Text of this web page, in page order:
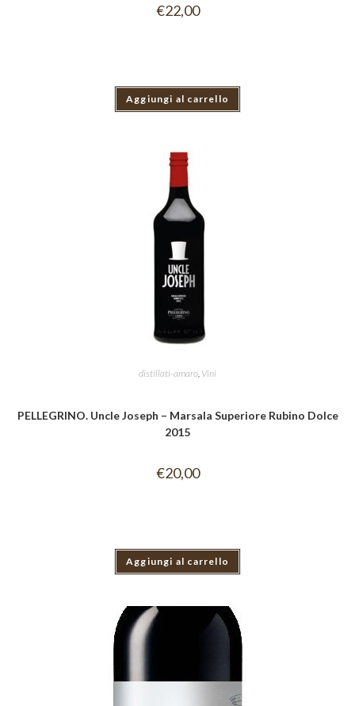
€22,00
Aggiungi al carrello
distillati-amaro, Vini
PELLEGRINO. Uncle Joseph – Marsala Superiore Rubino Dolce
2015
€20,00
Aggiungi al carrello